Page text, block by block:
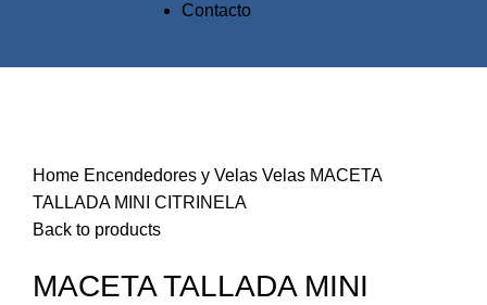
Contacto
Home Encendedores y Velas Velas MACETA
TALLADA MINI CITRINELA
Back to products
MACETA TALLADA MINI